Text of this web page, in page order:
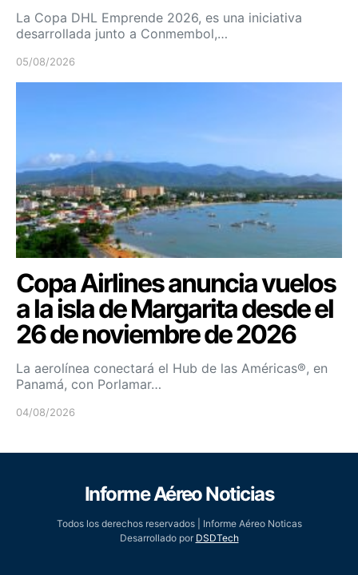
La Copa DHL Emprende 2026, es una iniciativa
desarrollada junto a Conmembol,…
05/08/2026
Copa Airlines anuncia vuelos
a la isla de Margarita desde el
26 de noviembre de 2026
La aerolínea conectará el Hub de las Américas®, en
Panamá, con Porlamar…
04/08/2026
Informe Aéreo Noticias
Todos los derechos reservados | Informe Aéreo Noticas
Desarrollado por DSDTech